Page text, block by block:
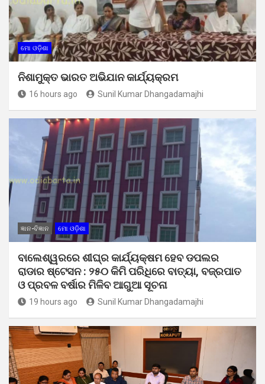
ମୋ ଓଡ଼ିଶା
ନିଶାମୁକ୍ତ ଭାରତ ଅଭିଯାନ କାର୍ଯ୍ୟକ୍ରମ
16 hours ago Sunil Kumar Dhangadamajhi
ଜ୍ଞାନ-ବିଜ୍ଞାନ ମୋ ଓଡ଼ିଶା
ବାଲେଶ୍ୱରରେ ଶୀଘ୍ର କାର୍ଯ୍ୟକ୍ଷମ ହେବ ଡପଲର
ରାଡାର ଷ୍ଟେସନ : ୨୫୦ କିମି ପରିଧିରେ ବାତ୍ୟା, ବଜ୍ରପାତ
ଓ ପ୍ରବଳ ବର୍ଷାର ମିଳିବ ଆଗୁଆ ସୂଚନା
19 hours ago Sunil Kumar Dhangadamajhi